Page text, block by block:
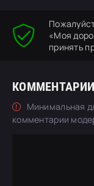
«Моя
принять
КОММЕНТАРИИ
Минимальная
комментарии